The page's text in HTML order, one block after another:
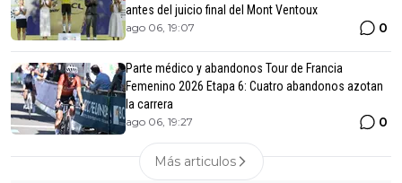
antes del juicio final del Mont Ventoux
ago 06, 19:07 0
Parte médico y abandonos Tour de Francia
Femenino 2026 Etapa 6: Cuatro abandonos azotan
la carrera
ago 06, 19:27 0
Más articulos